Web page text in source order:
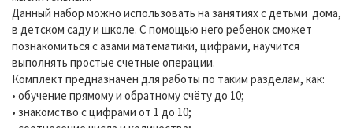
Данный набор можно использовать на занятиях с детьми дома,
в детском саду и школе. С помощью него ребенок сможет
познакомиться с азами математики, цифрами, научится
выполнять простые счетные операции.
Комплект предназначен для работы по таким разделам, как:
• обучение прямому и обратному счёту до 10;
• знакомство с цифрами от 1 до 10;